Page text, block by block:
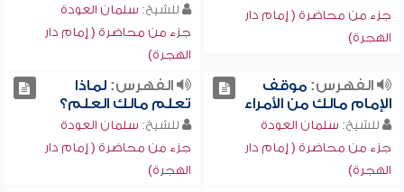
جزء من محاضرة ( إمام دار
الهجرة)
للشيخ: سلمان العودة
جزء من محاضرة ( إمام دار
الهجرة)
الفهرس:موقف
الإمام مالك من الأمراء
للشيخ: سلمان العودة
جزء من محاضرة ( إمام دار
الهجرة)
الفهرس:لماذا
تعلم مالك العلم؟
للشيخ: سلمان العودة
جزء من محاضرة ( إمام دار
الهجرة)